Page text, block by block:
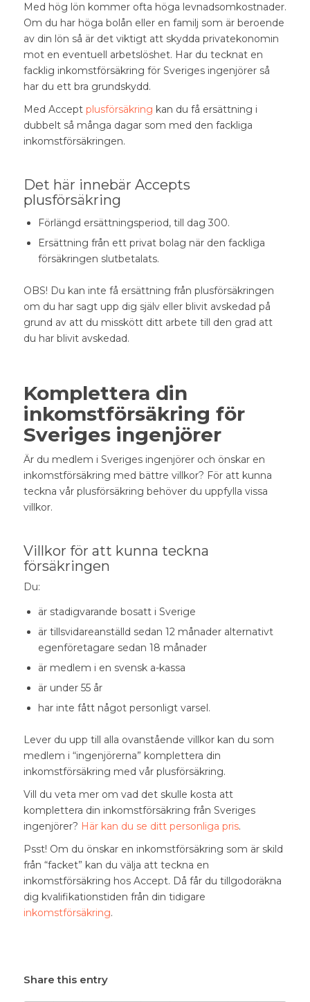
Med hög lön kommer ofta höga levnadsomkostnader.
Om du har höga bolån eller en familj som är beroende
av din lön så är det viktigt att skydda privatekonomin
mot en eventuell arbetslöshet. Har du tecknat en
facklig inkomstförsäkring för Sveriges ingenjörerså
har du ett bra grundskydd.
Med Accept plusförsäkring kan du få ersättning i
dubbelt så många dagar som med den fackliga
inkomstförsäkringen.
Det här innebär Accepts
plusförsäkring
Förlängd ersättningsperiod, till dag 300.
Ersättning från ett privat bolag när den fackliga
försäkringen slutbetalats.
OBS! Du kan inte få ersättning från plusförsäkringen
om du har sagt upp dig själv eller blivit avskedad på
grund av att du misskött ditt arbete till den grad att
du har blivit avskedad.
Komplettera din
inkomstförsäkring för
Sveriges ingenjörer
Är du medlem i Sveriges ingenjörer och önskar en
inkomstförsäkring med bättre villkor? För att kunna
teckna vår plusförsäkring behöver du uppfylla vissa
villkor.
Villkor för att kunna teckna
försäkringen
Du:
är stadigvarande bosatt i Sverige
är tillsvidareanställd sedan 12 månader alternativt
egenföretagare sedan 18 månader
är medlem i en svensk a-kassa
är under 55 år
har inte fått något personligt varsel.
Lever du upp till alla ovanstående villkor kan du som
medlem i “ingenjörerna” komplettera din
inkomstförsäkring med vår plusförsäkring.
Vill du veta mer om vad det skulle kosta att
komplettera din inkomstförsäkring från Sveriges
ingenjörer? Här kan du se ditt personliga pris.
Psst! Om du önskar en inkomstförsäkring som är skild
från “facket” kan du välja att teckna en
inkomstförsäkring hos Accept. Då får du tillgodoräkna
dig kvalifikationstiden från din tidigare
inkomstförsäkring.
Share this entry